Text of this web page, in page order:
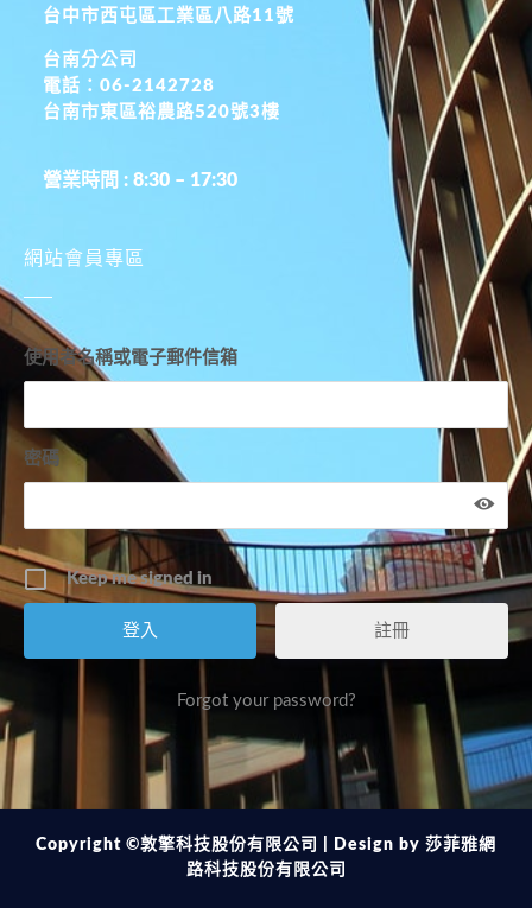
台中市西屯區工業區八路11號
台南分公司
電話：06-2142728
台南市東區裕農路520號3樓
營業時間 : 8:30 – 17:30
網站會員專區
使用者名稱或電子郵件信箱
密碼
Keep me signed in
註冊
Forgot your password?
Copyright ©敦擎科技股份有限公司 | Design by 莎菲雅網
路科技股份有限公司